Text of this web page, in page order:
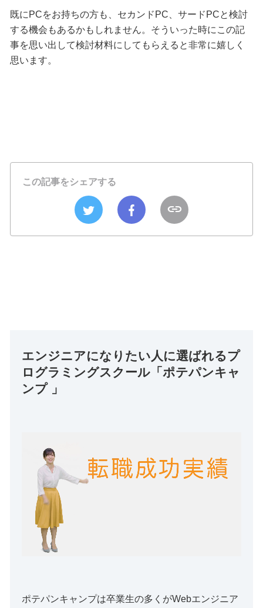
既にPCをお持ちの方も、セカンドPC、サードPCと検討
する機会もあるかもしれません。そういった時にこの記
事を思い出して検討材料にしてもらえると非常に嬉しく
思います。
この記事をシェアする
エンジニアになりたい人に選ばれるプ
ログラミングスクール「ポテパンキャ
ンプ 」
ポテパンキャンプは卒業生の多くがWebエンジニア